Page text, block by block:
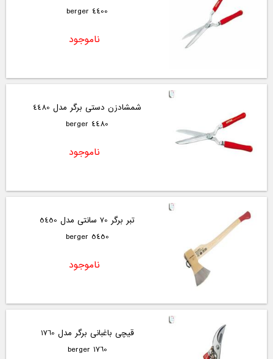
4400 berger
ناموجود
شمشادزن دستی برگر مدل 4480
4480 berger
ناموجود
تبر برگر 70 سانتی مدل 5450
5450 berger
ناموجود
قیچی باغبانی برگر مدل 1760
1760 berger